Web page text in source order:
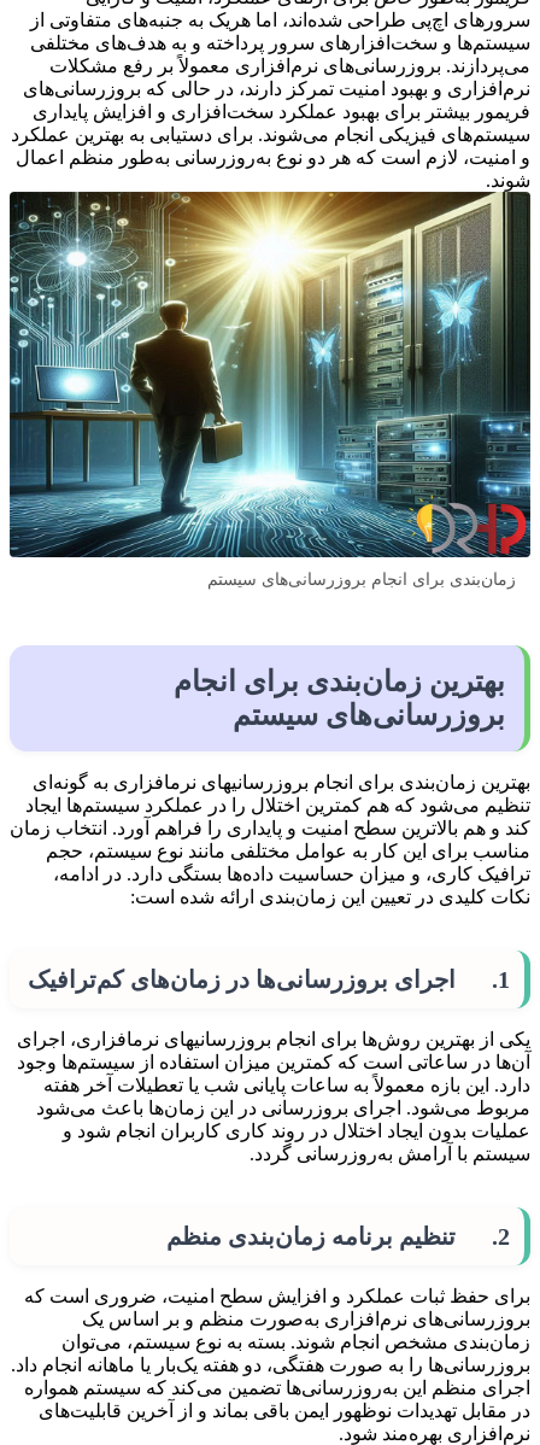
سرورهای اچ‌پی طراحی شده‌اند، اما هریک به جنبه‌های متفاوتی از
سیستم‌ها و سخت‌افزارهای سرور پرداخته و به هدف‌های مختلفی
می‌پردازند. بروزرسانی‌های نرم‌افزاری معمولاً بر رفع مشکلات
نرم‌افزاری و بهبود امنیت تمرکز دارند، در حالی که بروزرسانی‌های
فریمور بیشتر برای بهبود عملکرد سخت‌افزاری و افزایش پایداری
سیستم‌های فیزیکی انجام می‌شوند. برای دستیابی به بهترین عملکرد
و امنیت، لازم است که هر دو نوع به‌روزرسانی به‌طور منظم اعمال
شوند.
زمان‌بندی برای انجام بروزرسانی‌های سیستم
بهترین زمان‌بندی برای انجام
بروزرسانی‌های سیستم
بهترین زمان‌بندی برای انجام بروزرسانی­های نرم­افزاری به گونه‌ای
تنظیم می‌شود که هم کمترین اختلال را در عملکرد سیستم‌ها ایجاد
کند و هم بالاترین سطح امنیت و پایداری را فراهم آورد. انتخاب زمان
مناسب برای این کار به عوامل مختلفی مانند نوع سیستم، حجم
ترافیک کاری، و میزان حساسیت داده‌ها بستگی دارد. در ادامه،
نکات کلیدی در تعیین این زمان‌بندی ارائه شده است:
1. اجرای بروزرسانی‌ها در زمان‌های کم‌ترافیک
یکی از بهترین روش‌ها برای انجام بروزرسانی­های نرم­افزاری، اجرای
آن‌ها در ساعاتی است که کمترین میزان استفاده از سیستم‌ها وجود
دارد. این بازه معمولاً به ساعات پایانی شب یا تعطیلات آخر هفته
مربوط می‌شود. اجرای بروزرسانی در این زمان‌ها باعث می‌شود
عملیات بدون ایجاد اختلال در روند کاری کاربران انجام شود و
سیستم با آرامش به‌روزرسانی گردد.
2. تنظیم برنامه زمان‌بندی منظم
برای حفظ ثبات عملکرد و افزایش سطح امنیت، ضروری است که
بروزرسانی‌های نرم‌افزاری به‌صورت منظم و بر اساس یک
زمان‌بندی مشخص انجام شوند. بسته به نوع سیستم، می‌توان
بروزرسانی‌ها را به صورت هفتگی، دو هفته یک‌بار یا ماهانه انجام داد.
اجرای منظم این به‌روزرسانی‌ها تضمین می‌کند که سیستم همواره
در مقابل تهدیدات نوظهور ایمن باقی بماند و از آخرین قابلیت‌های
نرم‌افزاری بهره‌مند شود.